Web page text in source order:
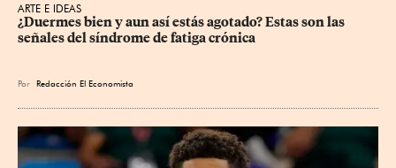
ARTE E IDEAS
¿Duermes bien y aun así estás agotado? Estas son las
señales del síndrome de fatiga crónica
Por Redacción El Economista